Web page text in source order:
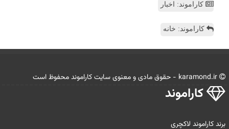
کاراموند: اخبار
کاراموند: خانه
كاراموند
برند کاراموند لاکچری